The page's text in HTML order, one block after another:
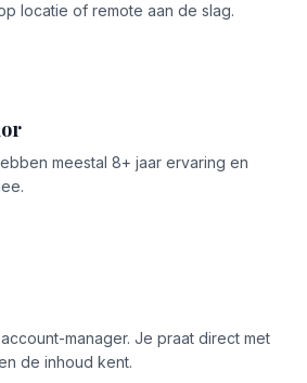
locatie of remote aan de slag.
meestal 8+ jaar ervaring en
manager. Je praat direct met
de inhoud kent.